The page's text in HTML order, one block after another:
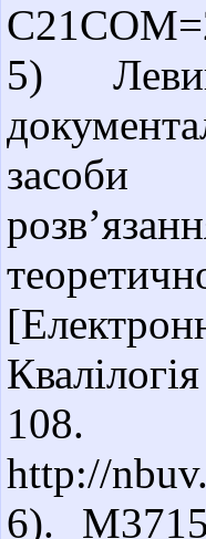
5)
засоби
108.
http://
6).